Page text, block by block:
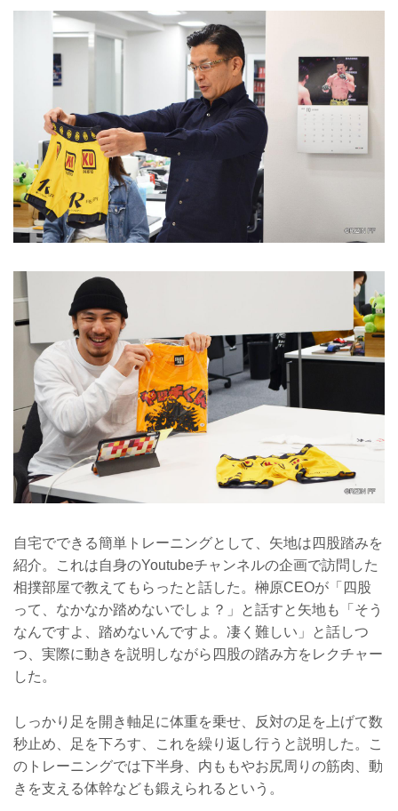
画「RIZINオークション」。「榊原社長に
呼び出されました」にゲスト出演した
RIZINファイターが持参した私物をオーク
ションに出品。落札金額は全額、出品し
た選手へ渡される。
自宅でできる簡単トレーニングとして、矢地は四股踏みを
紹介。これは自身のYoutubeチャンネルの企画で訪問した
相撲部屋で教えてもらったと話した。榊原CEOが「四股
って、なかなか踏めないでしょ？」と話すと矢地も「そう
なんですよ、踏めないんですよ。凄く難しい」と話しつ
つ、実際に動きを説明しながら四股の踏み方をレクチャー
した。
しっかり足を開き軸足に体重を乗せ、反対の足を上げて数
秒止め、足を下ろす、これを繰り返し行うと説明した。こ
のトレーニングでは下半身、内ももやお尻周りの筋肉、動
きを支える体幹なども鍛えられるという。